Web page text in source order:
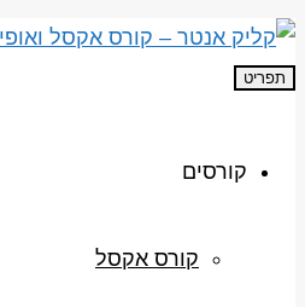
תפריט
קורסים
קורס אקסל